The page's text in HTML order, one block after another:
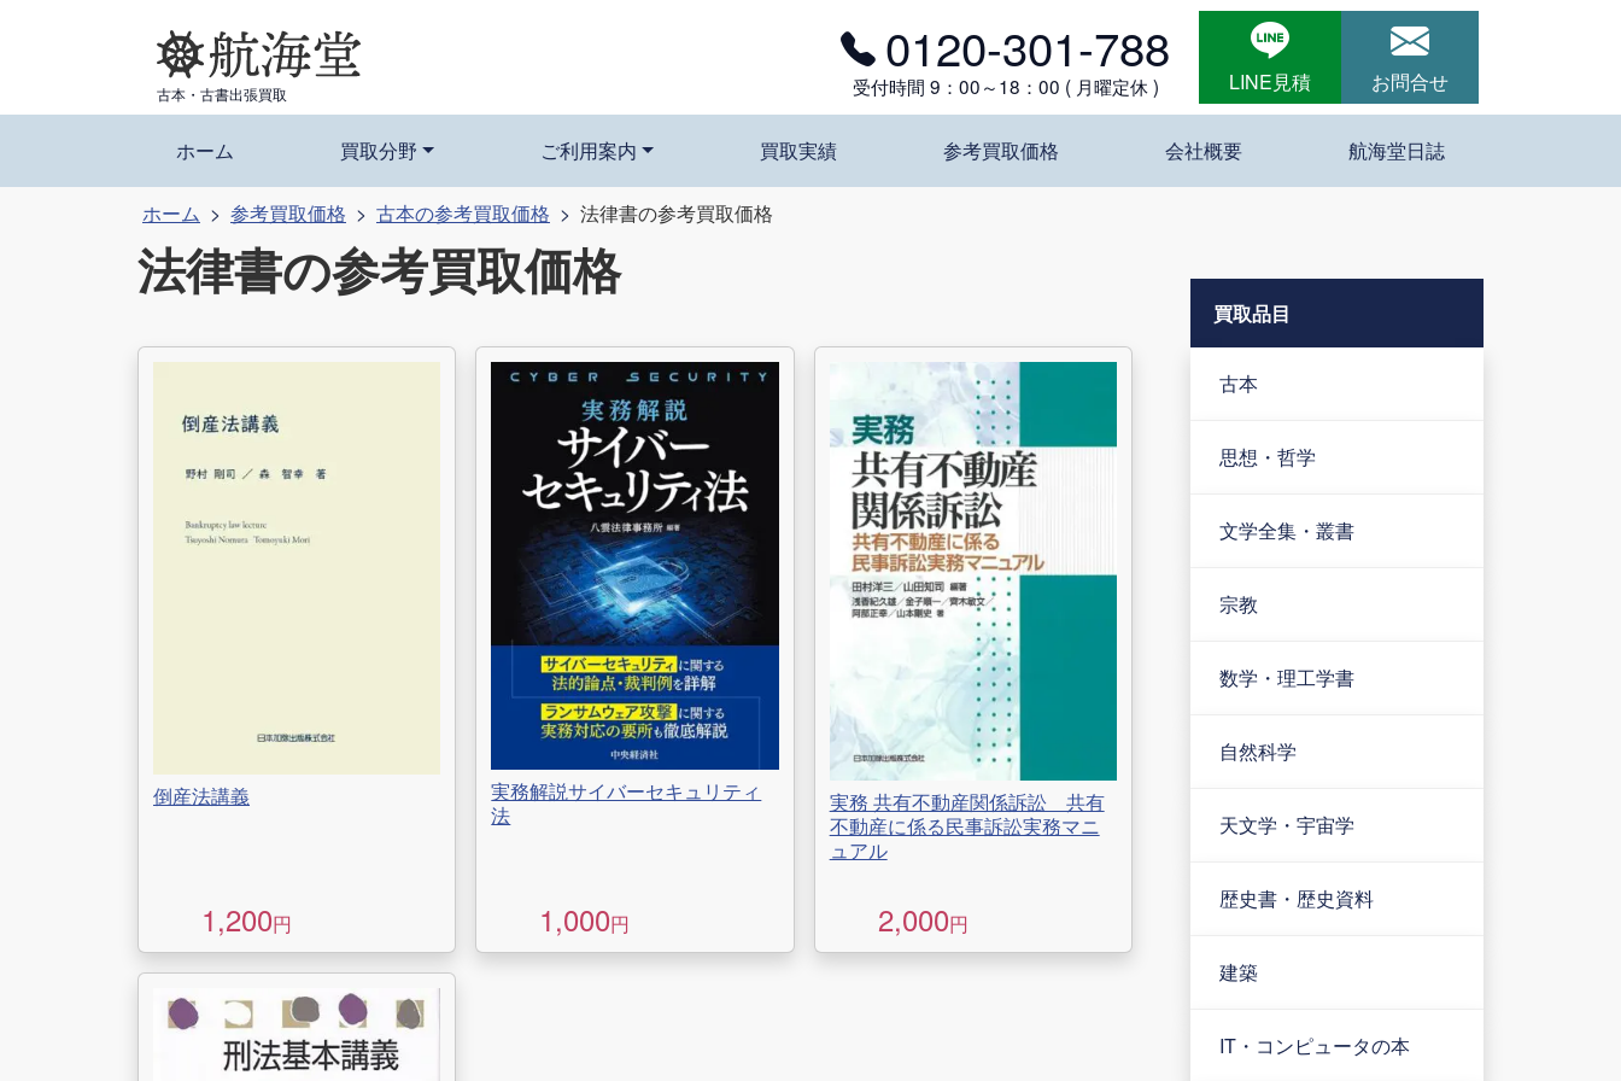
ン
へ
古本・古書出張買取
ホーム 買取分野 ご利用案内 買取実績 参考買取価格 会社概要 航海堂日誌
0120-301-788
受付時間 9：00～18：00 ( 月曜定休 ) LINE見積 お問合せ
ホーム 参考買取価格 古本の参考買取価格 法律書の参考買取価格
法律書の参考買取価格
倒産法講義
1,200円
実務解説サイバーセキュリティ
法
1,000円
実務 共有不動産関係訴訟 共有
不動産に係る民事訴訟実務マニ
ュアル
2,000円
買取品目
古本
思想・哲学
文学全集・叢書
宗教
数学・理工学書
自然科学
天文学・宇宙学
歴史書・歴史資料
建築
IT・コンピュータの本